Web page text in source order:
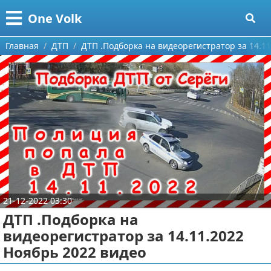
One Volk
Меню
Главная
Категории
Видео приколы
Видео про игры
Видео про автомобили
Ремонт автомобиля
Видео про путешествия
Тест-драйв
aliexpress
ebay
Поиск
О проекте
Контакты
Сотрудничество
Размещение рекламы
Для правообладателей
Условия предоставления информации
Главная ДТП ДТП .Подборка на видеорегистратор за
21-12-2022 03:30
ДТП .Подборка на
видеорегистратор за 14.11.2022
Ноябрь 2022 видео